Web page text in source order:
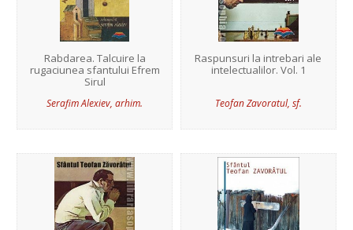
Rabdarea. Talcuire la
rugaciunea sfantului Efrem
Sirul
Serafim Alexiev, arhim.
Raspunsuri la intrebari ale
intelectualilor. Vol. 1
Teofan Zavoratul, sf.